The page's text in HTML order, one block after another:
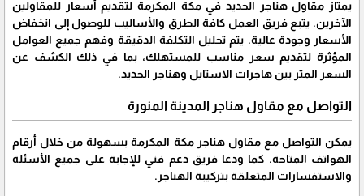
يمتاز مقاول هناجر الحديد في مكة المكرمة لتقديم أسعار للمقاولين
الآخرين. يتبع فريق العمل كافة الطرق والأساليب للوصول إلى انخفاض
الأسعار وجودة عالية. يتم تحليل التكلفة الدقيقة وفهم جميع العوامل
المؤثرة لتقديم سعر مناسب للمستهلك، بما في ذلك الكشف عن
السعر المتر بين هاجرات الاستايل وهناجر الحديد.
التواصل مع مقاول هناجر المدينة المنورة
يمكن التواصل مع مقاول هناجر مكة المكرمة بسهولة من خلال أرقام
الهواتف المتاحة. كما ودعا فريق دعم فني للإجابة على جميع الأسئلة
والاستفسارات المتعلقة بتركيبة الهناجر.